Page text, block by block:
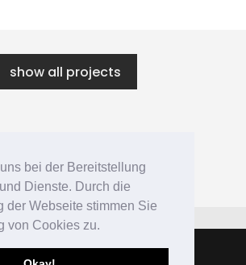
bei der Bereitstellung
Dienste. Durch die
der Webseite stimmen Sie
von Cookies zu.
show all projects
MEINE HEIMAT